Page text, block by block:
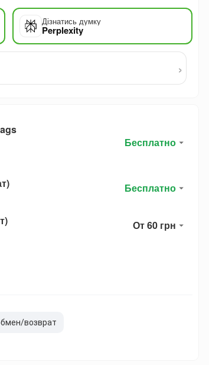
Дізнатись думку
Perplexity
›
Бесплатно
Бесплатно
От 60 грн
возврат